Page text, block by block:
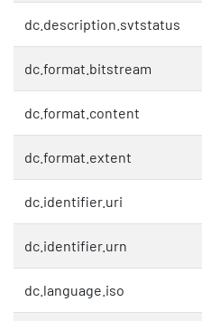
dc.description.svtstatus
dc.format.bitstream
dc.format.content
dc.format.extent
dc.identifier.uri
dc.identifier.urn
dc.language.iso